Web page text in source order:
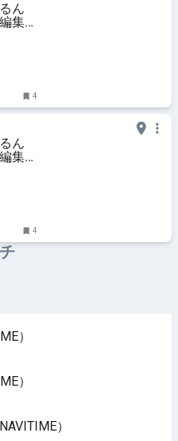
ん
集部
4
ん
集部
4
）
）
）